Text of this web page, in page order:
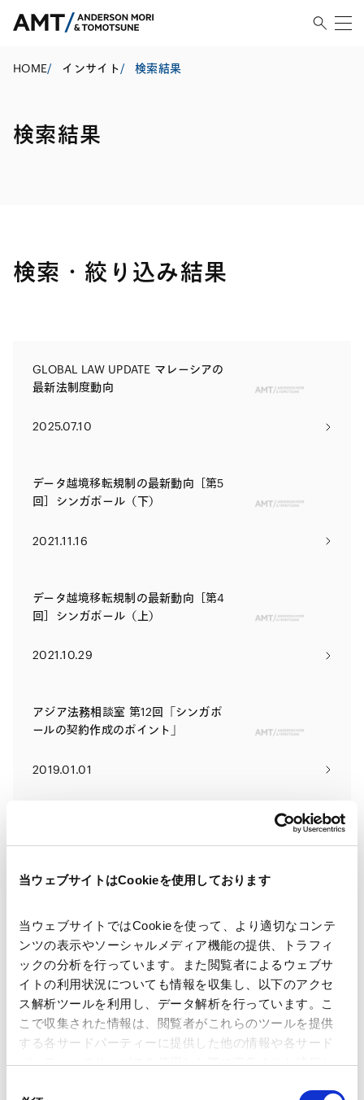
当ウェブサイトはCookieを使用しております
当ウェブサイトではCookieを使って、より適切なコンテ
ンツの表示やソーシャルメディア機能の提供、トラフィ
ックの分析を行っています。また閲覧者によるウェブサ
イトの利用状況についても情報を収集し、以下のアクセ
ス解析ツールを利用し、データ解析を行っています。こ
こで収集された情報は、閲覧者がこれらのツールを提供
する各サードパーティーに提供した他の情報や各サード
パーティーのサービスを使用した際に収集された情報と
HOME/ インサイト/ 検索結果
検索結果
検索・絞り込み結果
GLOBAL LAW UPDATE マレーシアの
最新法制度動向
2025.07.10
データ越境移転規制の最新動向［第5
回］シンガポール（下）
2021.11.16
データ越境移転規制の最新動向［第4
回］シンガポール（上）
2021.10.29
アジア法務相談室 第12回「シンガポ
ールの契約作成のポイント」
2019.01.01
2018.02.01
若く活気にあふれるベトナムに弁護
士、単身赴任して
2014.06.01